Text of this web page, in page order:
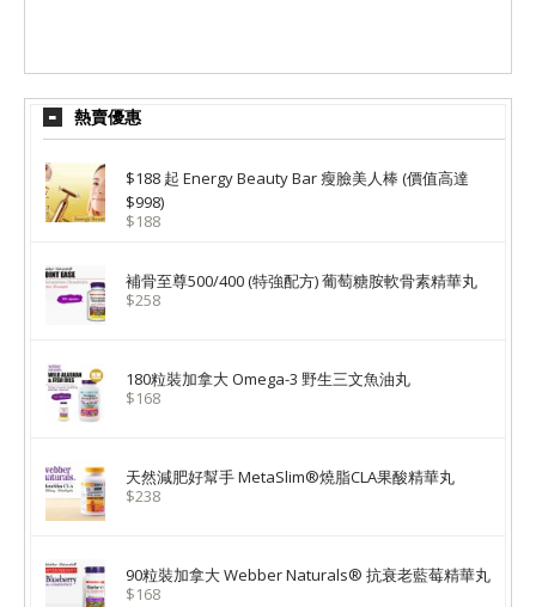
熱賣優惠
$188 起 Energy Beauty Bar 瘦臉美人棒 (價值高達
$998)
$188
補骨至尊500/400 (特強配方) 葡萄糖胺軟骨素精華丸
$258
180粒裝加拿大 Omega-3 野生三文魚油丸
$168
天然減肥好幫手 MetaSlim®燒脂CLA果酸精華丸
$238
90粒裝加拿大 Webber Naturals® 抗衰老藍莓精華丸
$168